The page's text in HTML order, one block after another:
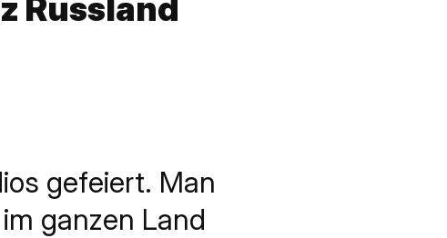
Russland
gefeiert. Man
ganzen Land